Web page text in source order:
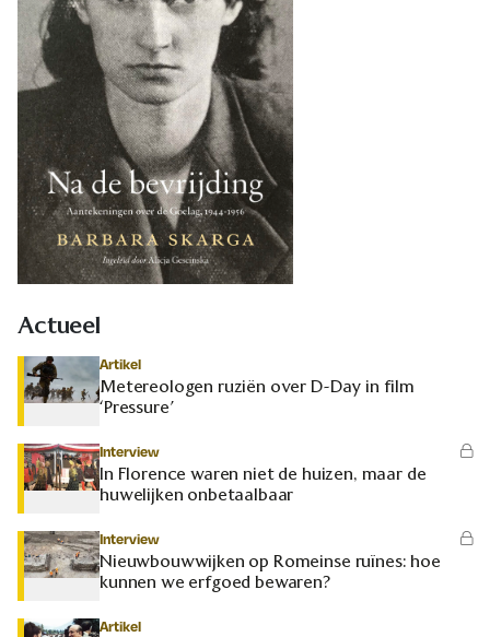
Actueel
Artikel
Metereologen ruziën over D-Day in film
‘Pressure’
Interview
In Florence waren niet de huizen, maar de
huwelijken onbetaalbaar
Interview
Nieuwbouwwijken op Romeinse ruïnes: hoe
kunnen we erfgoed bewaren?
Artikel